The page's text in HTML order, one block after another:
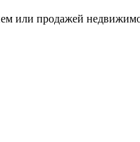
или продажей